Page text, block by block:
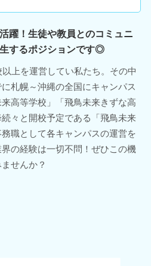
躍！生徒や教員とのコミュニ
するポジションです◎
上を運営してい私たち。その中
札幌～沖縄の全国にキャンパス
高等学校」「飛鳥未来きずな高
々と開校予定である「飛鳥未来
職として各キャンパスの運営を
の経験は一切不問！ぜひこの機
せんか？